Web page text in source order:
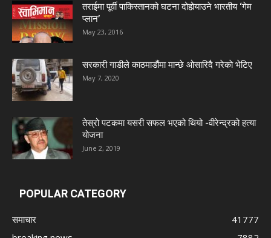
तराईमा पूर्वी पाकिस्तानको घटना दोहोर्‍याउने भारतीय ‘गेम
प्लान’
May 23, 2016
सरकारी गाडीले काठमाडौंमा मान्छे ओसारिदै गरेकाे भेटिए
May 7, 2020
तेस्रो पटकमा यसरी सफल भएको थियो -वीरेन्द्रको हत्या
योजना
June 2, 2019
POPULAR CATEGORY
समाचार
41777